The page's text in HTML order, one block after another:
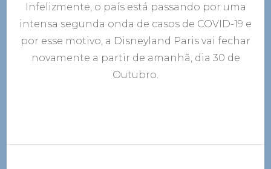
30
de
Outubro
Infelizmente, o país está passando por uma
intensa segunda onda de casos de COVID-19 e
por esse motivo, a Disneyland Paris vai fechar
novamente a partir de amanhã, dia 30 de
Outubro.